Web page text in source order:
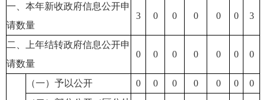
一、本年新收政府信息公开申
请数量
3 0 0 0 0 0 3
二、上年结转政府信息公开申
请数量
0 0 0 0 0 0 0
（一）予以公开 0 0 0 0 0 0
0